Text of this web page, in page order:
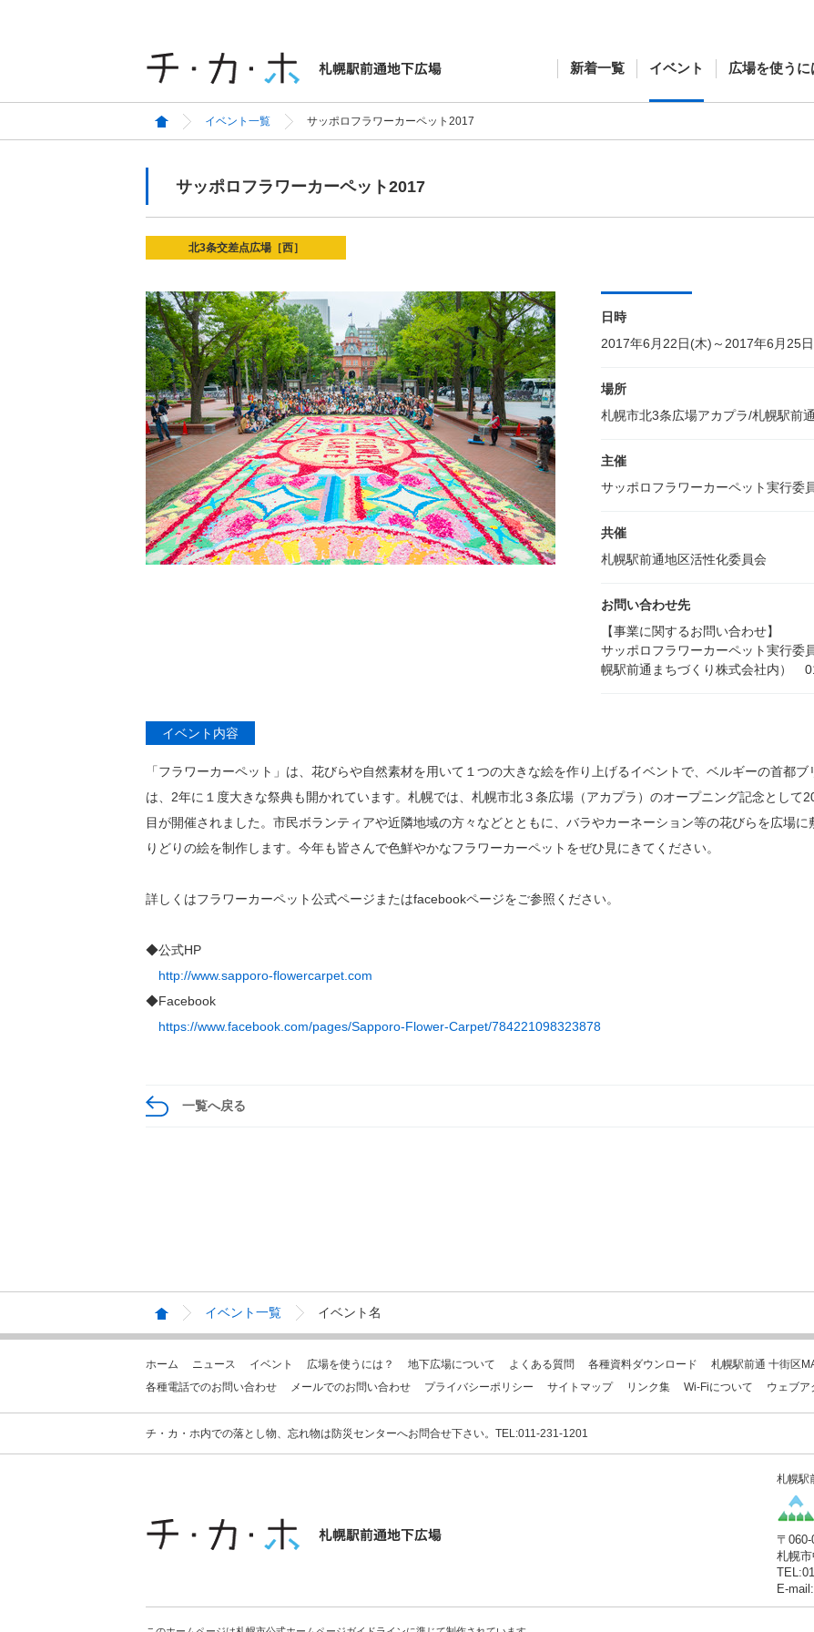
新着一覧 イベント 広場を使うに
イベント一覧 サッポロフラワーカーペット2017
サッポロフラワーカーペット2017
北3条交差点広場［西］
日時
2017年6月22日(木)～2017年6月25
場所
札幌市北3条広場アカプラ/札幌駅前
主催
サッポロフラワーカーペット実行委
共催
札幌駅前通地区活性化委員会
お問い合わせ先
【事業に関するお問い合わせ】
サッポロフラワーカーペット実行委
幌駅前通まちづくり株式会社内）
イベント内容
「フラワーカーペット」は、花びらや自然素材を用いて１つの大きな絵を作り上げるイベントで、ベルギーの首都ブ
は、2年に１度大きな祭典も開かれています。札幌では、札幌市北３条広場（アカプラ）のオープニング記念として
目が開催されました。市民ボランティアや近隣地域の方々などとともに、バラやカーネーション等の花びらを広場に
りどりの絵を制作します。今年も皆さんで色鮮やかなフラワーカーペットをぜひ見にきてください。
詳しくはフラワーカーペット公式ページまたはfacebookページをご参照ください。
◆公式HP
http://www.sapporo-flowercarpet.com
◆Facebook
https://www.facebook.com/pages/Sapporo-Flower-Carpet/784221098323878
一覧へ戻る
イベント一覧 イベント名
ホーム ニュース イベント 広場を使うには？ 地下広場について よくある質問 各種資料ダウンロード
札幌駅前通 十街区
各種電話でのお問い合わせ
メールでのお問い合わせ プライバシーポリシー サイトマップ リンク集 Wi-Fiについて ウェブア
チ・カ・ホ内での落とし物、忘れ物は防災センターへお問合せ下さい。TEL:011-231-1201
札幌駅
〒060-
札幌
E-